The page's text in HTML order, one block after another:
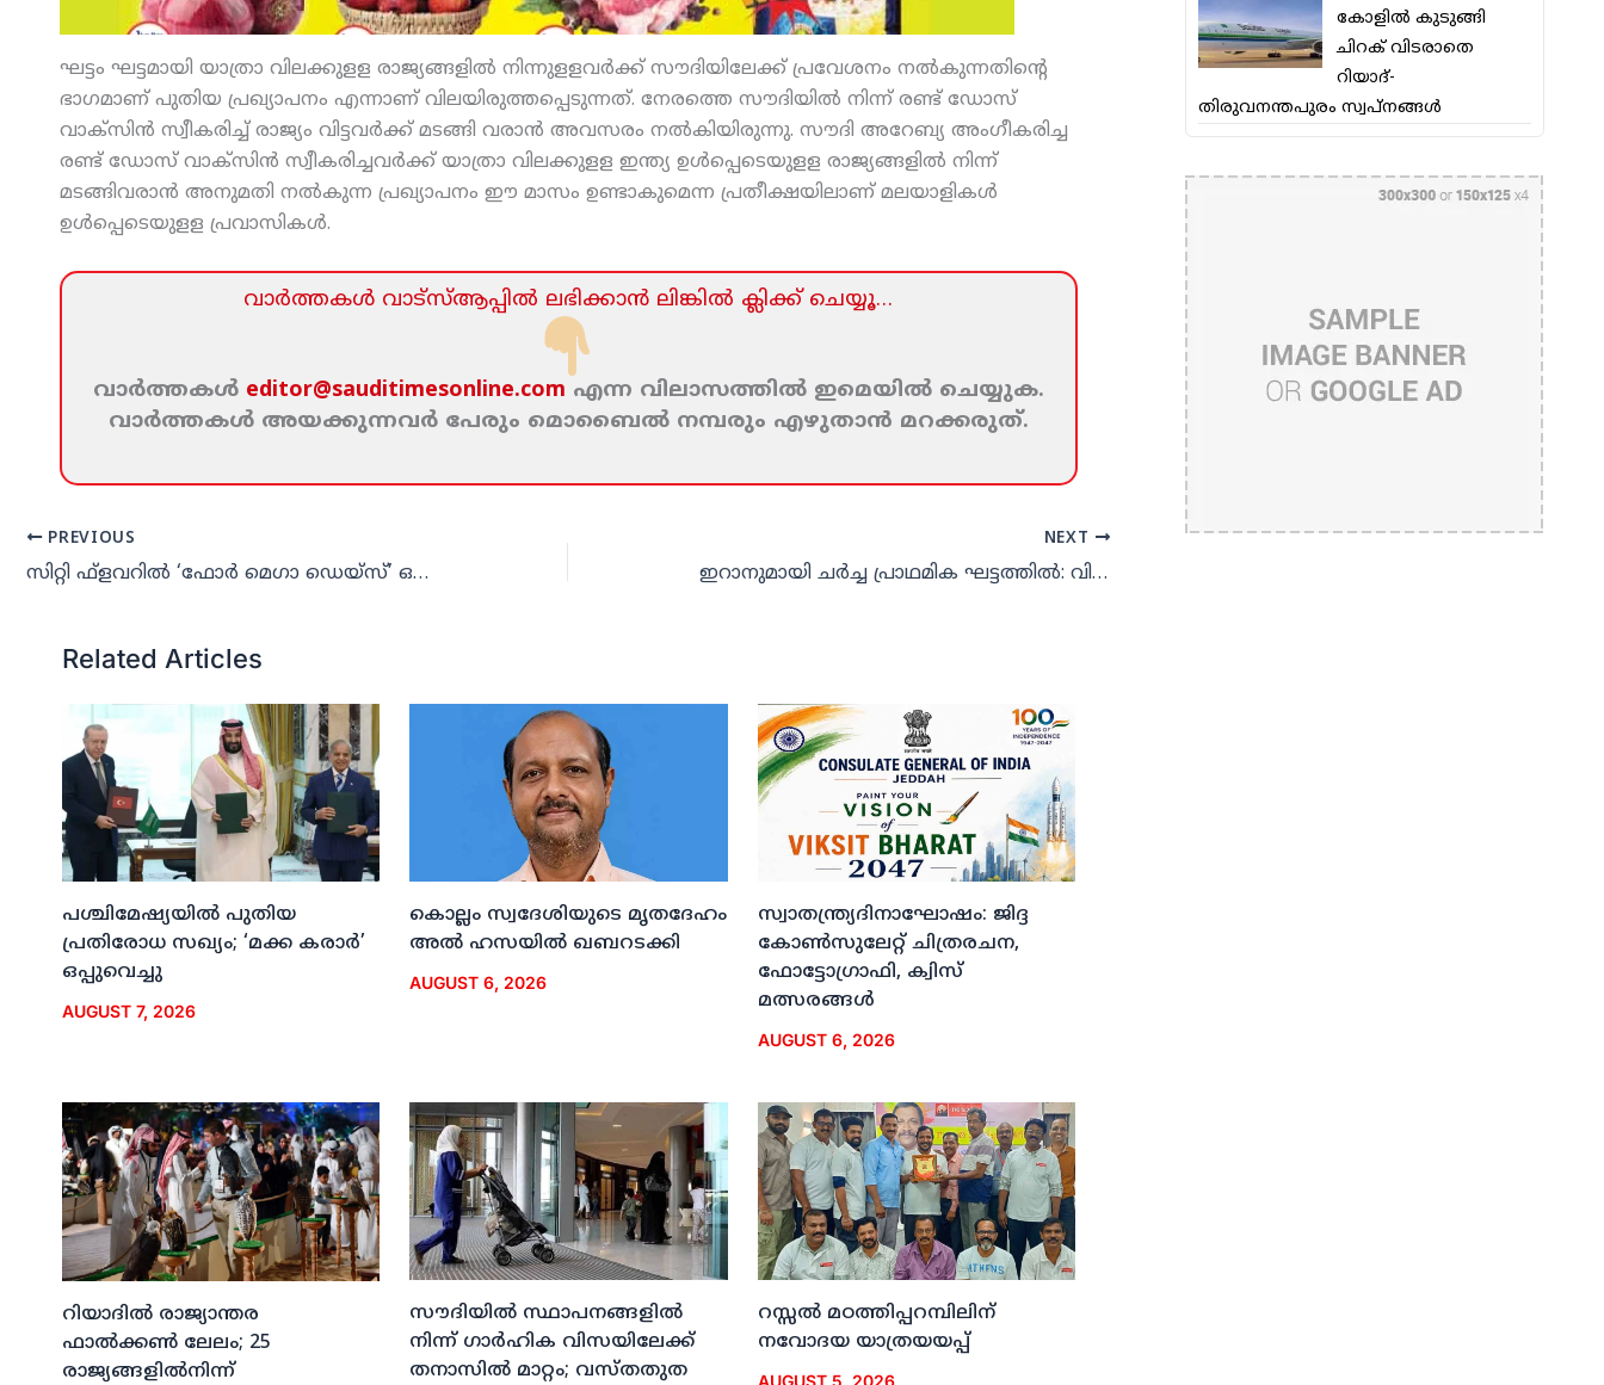
ഘട്ടം ഘട്ടമായി യാത്രാ വിലക്കുളള രാജ്യങ്ങളില്‍ നിന്നുളളവര്‍ക്ക് സൗദിയിലേക്ക് പ്രവേശനം നല്‍കുന്നതിന്റെ
ഭാഗമാണ് പുതിയ പ്രഖ്യാപനം എന്നാണ് വിലയിരുത്തപ്പെടുന്നത്. നേരത്തെ സൗദിയില്‍ നിന്ന് രണ്ട് ഡോസ്
വാക്‌സിന്‍ സ്വീകരിച്ച് രാജ്യം വിട്ടവര്‍ക്ക് മടങ്ങി വരാന്‍ അവസരം നല്‍കിയിരുന്നു. സൗദി അറേബ്യ അംഗീകരിച്ച
രണ്ട് ഡോസ് വാക്‌സിന്‍ സ്വീകരിച്ചവര്‍ക്ക് യാത്രാ വിലക്കുളള ഇന്ത്യ ഉള്‍പ്പെടെയുളള രാജ്യങ്ങളില്‍ നിന്ന്
മടങ്ങിവരാന്‍ അനുമതി നല്‍കുന്ന പ്രഖ്യാപനം ഈ മാസം ഉണ്ടാകുമെന്ന പ്രതീക്ഷയിലാണ് മലയാളികള്‍
ഉള്‍പ്പെടെയുളള പ്രവാസികള്‍.
വാര്‍ത്തകള്‍ വാട്‌സ്‌ആപ്പില്‍ ലഭിക്കാന്‍ ലിങ്കില്‍ ക്ലിക്ക്‌ ചെയ്യൂ…
വാര്‍ത്തകള്‍ editor@sauditimesonline.com എന്ന വിലാസത്തില്‍ ഇമെയില്‍ ചെയ്യുക.
വാര്‍ത്തകള്‍ അയക്കുന്നവര്‍ പേരും മൊബൈല്‍ നമ്പരും എഴുതാന്‍ മറക്കരുത്‌.
PREVIOUS
സിറ്റി ഫ്‌ളവറില്‍ ‘ഫോര്‍ മെഗാ ഡെയ്‌സ്’ ഒക്ടോബര്‍ ആറു മുതല്‍
NEXT
ഇറാനുമായി ചര്‍ച്ച പ്രാഥമിക ഘട്ടത്തില്‍: വിദേശകാര്യ മന്ത്രി
Related Articles
പശ്ചിമേഷ്യയില്‍ പുതിയ
പ്രതിരോധ സഖ്യം; ‘മക്ക കരാര്‍’
ഒപ്പുവെച്ചു
AUGUST 7, 2026
കൊല്ലം സ്വദേശിയുടെ മൃതദേഹം
അല്‍ ഹസയില്‍ ഖബറടക്കി
AUGUST 6, 2026
സ്വാതന്ത്ര്യദിനാഘോഷം: ജിദ്ദ
കോണ്‍സുലേറ്റ് ചിത്രരചന,
ഫോട്ടോഗ്രാഫി, ക്വിസ്
മത്സരങ്ങള്‍
AUGUST 6, 2026
റിയാദില്‍ രാജ്യാന്തര
ഫാല്‍ക്കണ്‍ ലേലം; 25
രാജ്യങ്ങളില്‍നിന്ന്
സൗദിയില്‍ സ്ഥാപനങ്ങളില്‍
നിന്ന് ഗാര്‍ഹിക വിസയിലേക്ക്
തനാസില്‍ മാറ്റം; വസ്തതുത
റസ്സല്‍ മഠത്തിപ്പറമ്പിലിന്
നവോദയ യാത്രയയപ്പ്
AUGUST 5, 2026
കോളില്‍ കുടുങ്ങി
ചിറക് വിടരാതെ
റിയാദ്-
തിരുവനന്തപുരം സ്വപ്നങ്ങള്‍